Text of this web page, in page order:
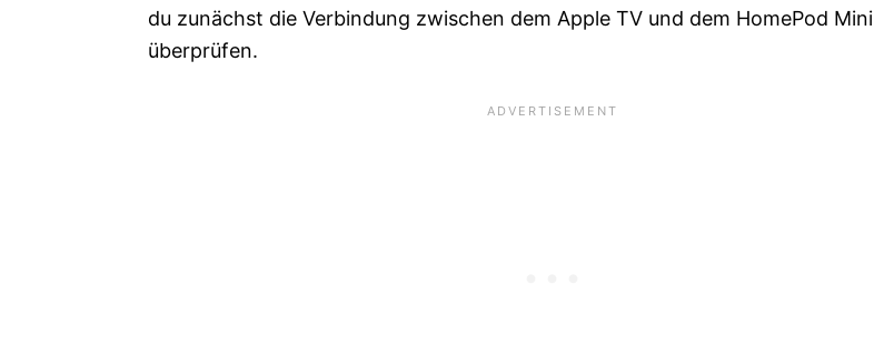
du zunächst die Verbindung zwischen dem Apple TV und dem HomePod Mini
überprüfen.